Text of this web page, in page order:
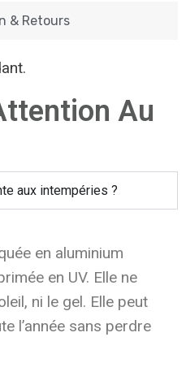
& Retours
Au
aux intempéries ?
en aluminium
en UV. Elle ne
ni le gel. Elle peut
l’année sans perdre